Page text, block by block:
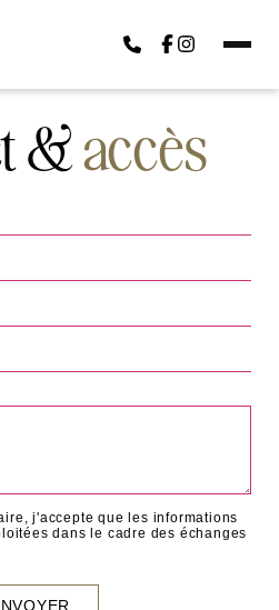
&accès
j'accepte que les informations
dans le cadre des échanges